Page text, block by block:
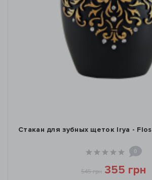
Стакан для зубных щеток Irya -
0
545 грн 355 грн